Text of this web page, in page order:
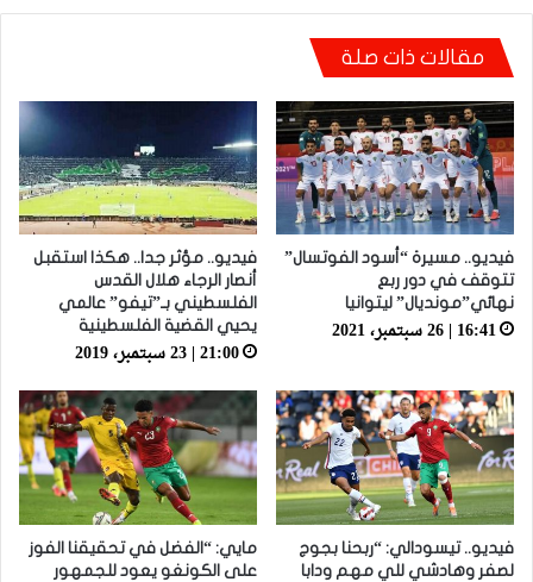
فيديو.. الطالبي: قدمنا مباراة ثانية جيدة وإن شاء
الله غادي نكونوا واجدين في المونديال
مقالات ذات صلة
فيديو.. مسيرة “أسود الفوتسال”
تتوقف في دور ربع
نهائي”مونديال” ليتوانيا
16:41 | 26 سبتمبر، 2021
فيديو.. مؤثر جدا.. هكذا استقبل
أنصار الرجاء هلال القدس
الفلسطيني بـ”تيفو” عالمي
يحيي القضية الفلسطينية
21:00 | 23 سبتمبر، 2019
فيديو.. تيسودالي: “ربحنا بجوج
لصفر وهادشي للي مهم ودابا
مايي: “الفضل في تحقيقنا الفوز
على الكونغو يعود للجمهور